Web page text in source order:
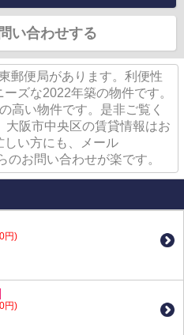
い合わせする
郵便局があります。利便性
ズな2022年築の物件です。
高い物件です。是非ご覧く
大阪市中央区の賃貸情報はお
しい方にも、メール
お問い合わせが楽です。
円)
円)